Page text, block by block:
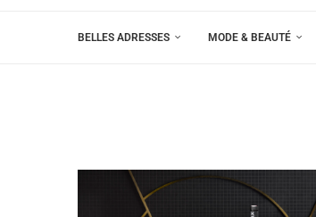
BELLES ADRESSES MODE & BEAUTÉ